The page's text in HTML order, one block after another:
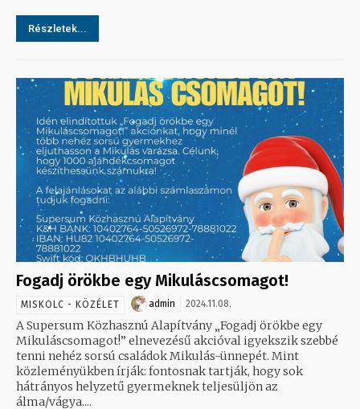
Részletek...
Fogadj örökbe egy Mikuláscsomagot!
MISKOLC - KÖZÉLET admin 2024.11.08.
A Supersum Közhasznú Alapítvány „Fogadj örökbe egy
Mikuláscsomagot!” elnevezésű akcióval igyekszik szebbé
tenni nehéz sorsú családok Mikulás-ünnepét. Mint
közleményükben írják: fontosnak tartják, hogy sok
hátrányos helyzetű gyermeknek teljesüljön az
álma/vágya....